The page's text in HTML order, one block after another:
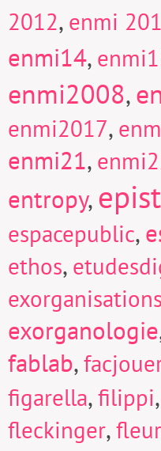
2012, enmi
enmi14,
enmi2008,
enmi2017,
enmi21,
entropy,
espacepublic,
ethos,
exorganisations
exorganologie
fablab,
figarella,filippi,
fleckinger,